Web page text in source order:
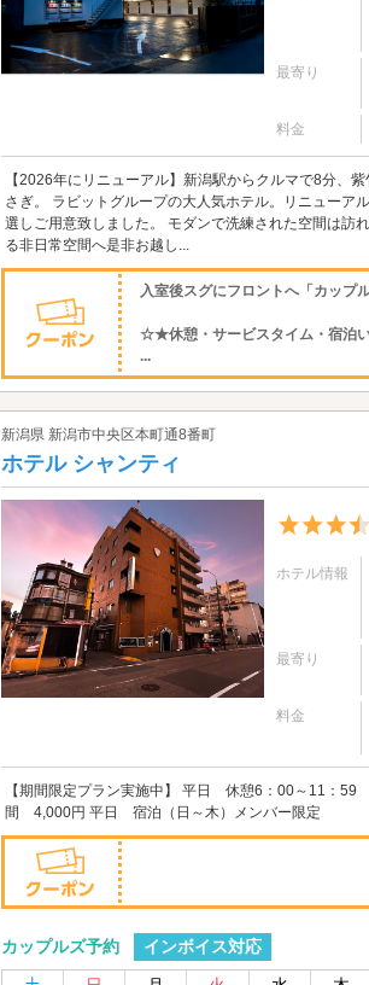
最寄り
料金
【2026年にリニューアル】新潟駅からクルマで8分、
さぎ。 ラビットグループの大人気ホテル。リニューア
選しご用意致しました。 モダンで洗練された空間は訪
る非日常空間へ是非お越し...
入室後スグにフロントへ「カップ
☆★休憩・サービスタイム・宿泊
...
新潟県 新潟市中央区本町通8番町
ホテル シャンティ
ホテル情報
最寄り
料金
【期間限定プラン実施中】 平日 休憩6：00～
間 4,000円 平日 宿泊（日～木）メンバー限
カップルズ予約
インボイス対応